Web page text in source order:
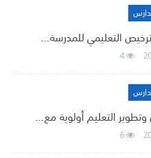
الترخيص التعليمي للمدرسة…
4
التعليم أولوية مع…
6